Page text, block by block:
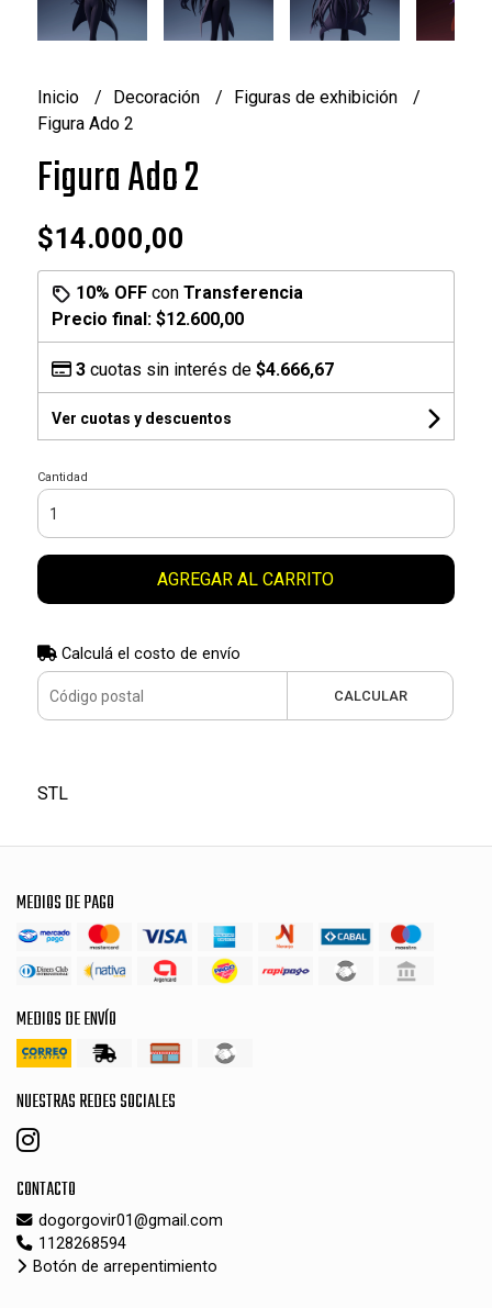
Inicio Decoración
Figuras de exhibición
Figura Ado 2
Figura Ado 2
$14.000,00
10% OFFcon Transferencia
Precio final: $12.600,00
3cuotas sin interés de $4.666,67
Ver cuotas y descuentos
Cantidad
AGREGAR AL CARRITO
Calculá el costo de envío
CALCULAR
STL
MEDIOS DE PAGO
MEDIOS DE ENVÍO
NUESTRAS REDES SOCIALES
CONTACTO
dogorgovir01@gmail.com
1128268594
Botón de arrepentimiento